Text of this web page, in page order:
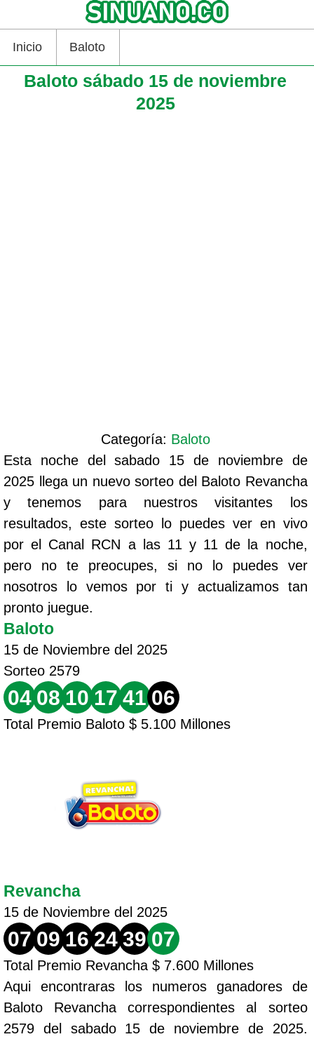
Inicio Baloto
Baloto sábado 15 de noviembre
2025
Categoría: Baloto
Esta noche del sabado 15 de noviembre de
2025 llega un nuevo sorteo del Baloto Revancha
y tenemos para nuestros visitantes los
resultados, este sorteo lo puedes ver en vivo
por el Canal RCN a las 11 y 11 de la noche,
pero no te preocupes, si no lo puedes ver
nosotros lo vemos por ti y actualizamos tan
pronto juegue.
Baloto
15 de Noviembre del 2025
Sorteo 2579
04 08 10 17 41 06
Total Premio Baloto $ 5.100 Millones
Revancha
15 de Noviembre del 2025
07 09 16 24 39 07
Total Premio Revancha $ 7.600 Millones
Aqui encontraras los numeros ganadores de
Baloto Revancha correspondientes al sorteo
2579 del sabado 15 de noviembre de 2025.